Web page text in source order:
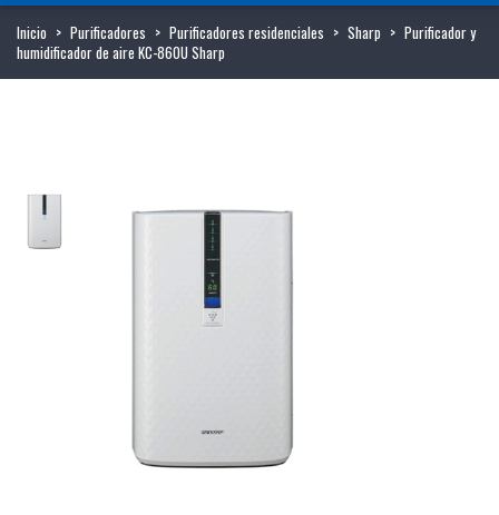
Inicio > Purificadores > Purificadores residenciales > Sharp > Purificador y
humidificador de aire KC-860U Sharp